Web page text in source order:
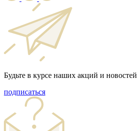
Будьте в курсе наших акций и новостей
подписаться